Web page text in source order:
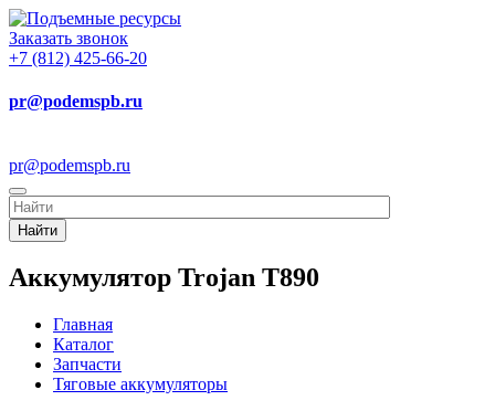
Заказать звонок
+7 (812) 425-66-20
pr@podemspb.ru
pr@podemspb.ru
Найти
Аккумулятор Trojan T890
Главная
Каталог
Запчасти
Тяговые аккумуляторы